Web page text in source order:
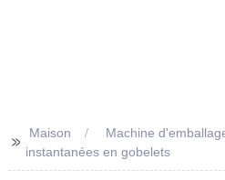
>>
Maison
Machine
instantanées en gobelets